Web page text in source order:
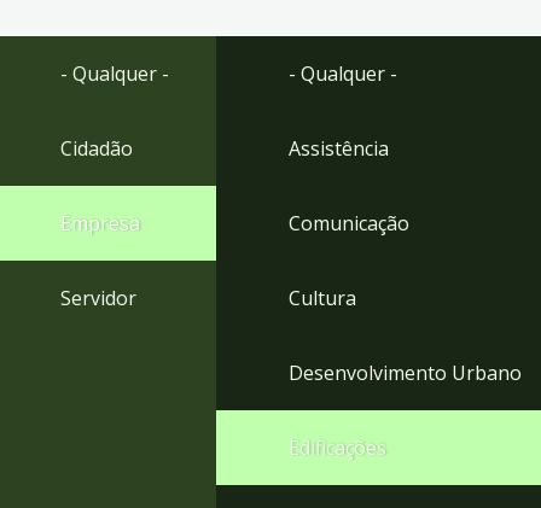
Ir
- Qualquer -
Cidadão
Empresa
Servidor
- Qualquer -
Assistência
Comunicação
Cultura
Desenvolvimento Urbano
Edificações